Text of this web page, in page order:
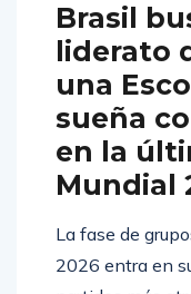
Brasil
liderato
una
sueña
en la
Mundial
La fase de
2026 entra en